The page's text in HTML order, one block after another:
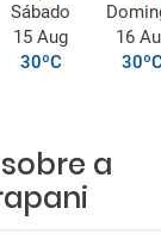
Sábado
15 Aug
30ºC
16
a